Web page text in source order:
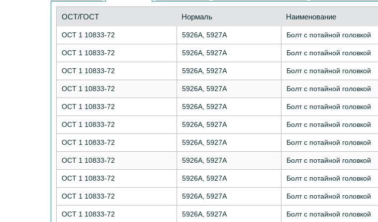
ОСТ/ГОСТ Нормаль Наименование
ОСТ 1 10833-72 5926А, 5927А Болт с потайной головкой
ОСТ 1 10833-72 5926А, 5927А Болт с потайной головкой
ОСТ 1 10833-72 5926А, 5927А Болт с потайной головкой
ОСТ 1 10833-72 5926А, 5927А Болт с потайной головкой
ОСТ 1 10833-72 5926А, 5927А Болт с потайной головкой
ОСТ 1 10833-72 5926А, 5927А Болт с потайной головкой
ОСТ 1 10833-72 5926А, 5927А Болт с потайной головкой
ОСТ 1 10833-72 5926А, 5927А Болт с потайной головкой
ОСТ 1 10833-72 5926А, 5927А Болт с потайной головкой
ОСТ 1 10833-72 5926А, 5927А Болт с потайной головкой
ОСТ 1 10833-72 5926А, 5927А Болт с потайной головкой